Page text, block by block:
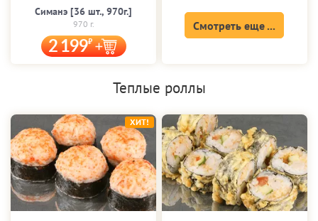
Симанэ [36 шт., 970г.]
970 г.
2 199
Смотреть еще ...
Теплые роллы
ХИТ!